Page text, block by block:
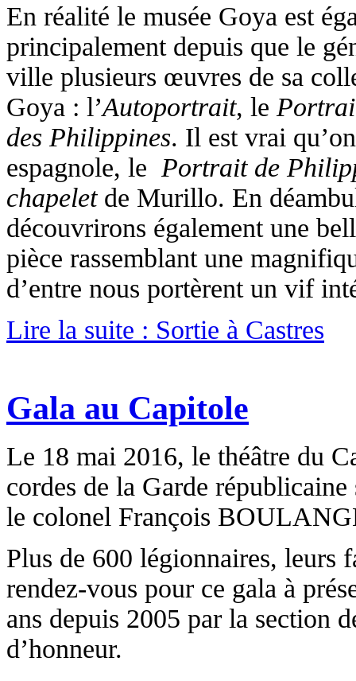
En réalité le musée Goya est
principalement depuis que le
ville plusieurs œuvres de sa
Goya : l’Autoportrait, le
des Philippines. Il est vrai
espagnole, le Portrait de
chapeletde Murillo. En
découvrirons également une
pièce rassemblant une
d’entre nous portèrent un vif
Lire la suite : Sortie à Castres
Gala au Capitole
Le 18 mai 2016, le théâtre du
cordes de la Garde
le colonel François
Plus de 600 légionnaires, leurs
rendez-vous pour ce gala à
ans depuis 2005 par la section
d’honneur.